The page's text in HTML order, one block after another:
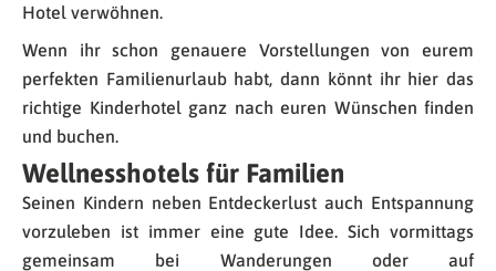
Hotel verwöhnen.
Wenn ihr schon genauere Vorstellungen von eurem
perfekten Familienurlaub habt, dann könnt ihr hier das
richtige Kinderhotel ganz nach euren Wünschen finden
und buchen.
Wellnesshotels für Familien
Seinen Kindern neben Entdeckerlust auch Entspannung
vorzuleben ist immer eine gute Idee. Sich vormittags
gemeinsam bei Wanderungen oder auf